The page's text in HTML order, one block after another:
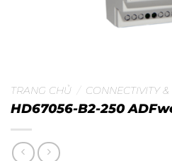
TRANG CHỦ / CONNECTIVITY
HD67056-B2-250